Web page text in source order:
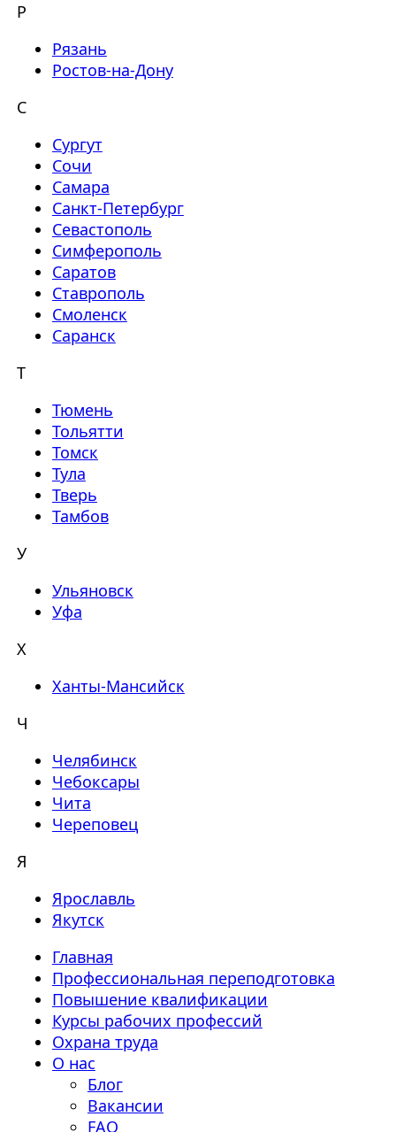
Р
Рязань
Ростов-на-Дону
С
Сургут
Сочи
Самара
Санкт-Петербург
Севастополь
Симферополь
Саратов
Ставрополь
Смоленск
Саранск
Т
Тюмень
Тольятти
Томск
Тула
Тверь
Тамбов
У
Ульяновск
Уфа
Х
Ханты-Мансийск
Ч
Челябинск
Чебоксары
Чита
Череповец
Я
Ярославль
Якутск
Главная
Профессиональная переподготовка
Повышение квалификации
Курсы рабочих профессий
Охрана труда
О нас
Блог
Вакансии
FAQ